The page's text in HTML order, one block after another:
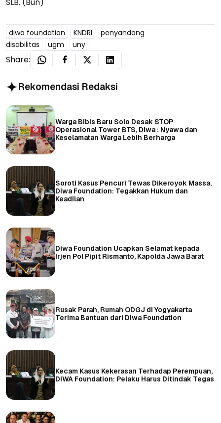
diwa foundation KNDRI
penyandang
disabilitas
ugm uny
Share:
Rekomendasi Redaksi
Warga Bibis Baru Solo Desak STOP
Operasional Tower BTS, Diwa : Nyawa dan
Keselamatan Warga Lebih Berharga
Soroti Kasus Pencuri Tewas Dikeroyok Massa,
Diwa Foundation: Tegakkan Hukum dan
Keadilan
Diwa Foundation Ucapkan Selamat kepada
Irjen Pol Pipit Rismanto, Kapolda Jawa Barat
Rusak Parah, Rumah ODGJ di Yogyakarta
Terima Bantuan dari Diwa Foundation
Kecam Kasus Kekerasan Terhadap Perempuan,
DIWA Foundation: Pelaku Harus Ditindak Tegas